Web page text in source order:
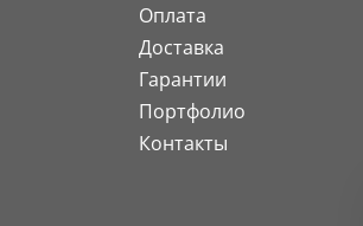
Оплата
Доставка
Гарантии
Портфолио
Контакты